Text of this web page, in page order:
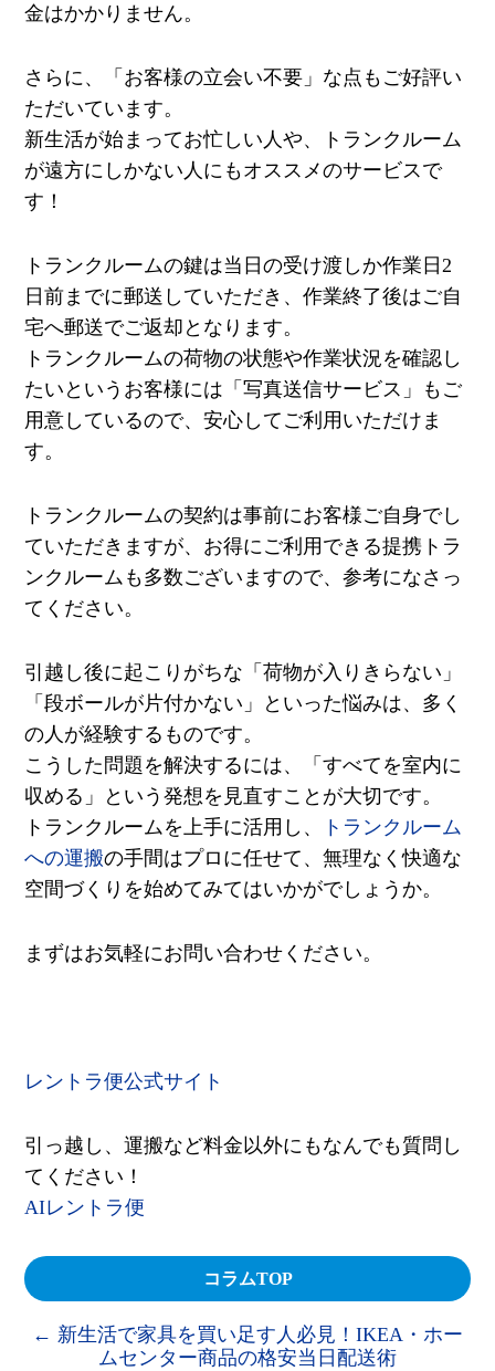
金はかかりません。
さらに、「お客様の立会い不要」な点もご好評い
ただいています。
新生活が始まってお忙しい人や、トランクルーム
が遠方にしかない人にもオススメのサービスで
す！
トランクルームの鍵は当日の受け渡しか作業日2
日前までに郵送していただき、作業終了後はご自
宅へ郵送でご返却となります。
トランクルームの荷物の状態や作業状況を確認し
たいというお客様には「写真送信サービス」もご
用意しているので、安心してご利用いただけま
す。
トランクルームの契約は事前にお客様ご自身でし
ていただきますが、お得にご利用できる提携トラ
ンクルームも多数ございますので、参考になさっ
てください。
引越し後に起こりがちな「荷物が入りきらない」
「段ボールが片付かない」といった悩みは、多く
の人が経験するものです。
こうした問題を解決するには、「すべてを室内に
収める」という発想を見直すことが大切です。
トランクルームを上手に活用し、
トランクルーム
への運搬の手間はプロに任せて、無理なく快適な
空間づくりを始めてみてはいかがでしょうか。
まずはお気軽にお問い合わせください。
レントラ便公式サイト
引っ越し、運搬など料金以外にもなんでも質問し
てください！
AIレントラ便
コラムTOP
← 新生活で家具を買い足す人必見！IKEA・ホー
ムセンター商品の格安当日配送術